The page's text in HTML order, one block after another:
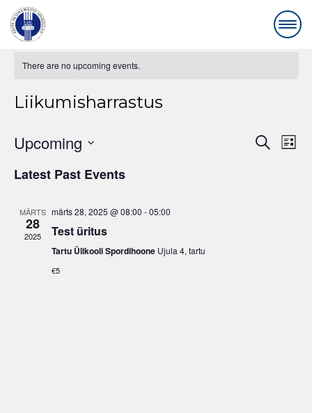
There are no upcoming events.
Liikumisharrastus
Search
List
Upcoming
date.
Latest Past Events
MÄRTS
28
2025
märts 28, 2025 @ 08:00 -05:00
Test üritus
Tartu Ülikooli Spordihoone Ujula 4, tartu
€5